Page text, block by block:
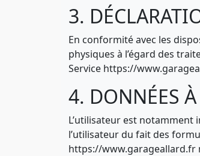
3.
En conformité avec les
physiques à l’égard des
Service https://
4. DONNÉES À
L’utilisateur est notamment
l’utilisateur du fait des
https://www.garageallard.fr